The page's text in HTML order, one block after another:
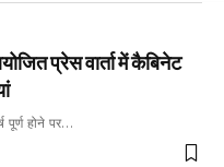
प्रेस वार्ता में कैबिनेट
पूर्ण होने पर…